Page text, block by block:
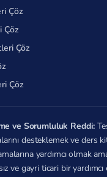
Çöz
Çöz
Çöz
Çöz
ve Sorumluluk Reddi:
desteklemek ve ders
yardımcı olmak
ve gayri ticari bir yardımcı